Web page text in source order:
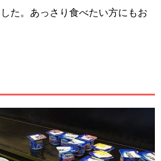
た。あっさり食べたい方にもお